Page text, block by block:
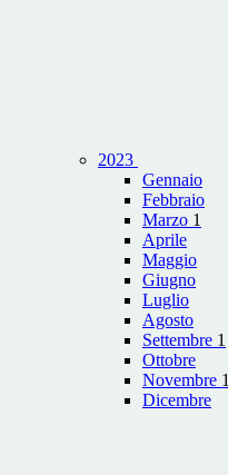
2023
Gennaio
Febbraio
Marzo 1
Aprile
Maggio
Giugno
Luglio
Agosto
Settembre 1
Ottobre
Novembre 1
Dicembre